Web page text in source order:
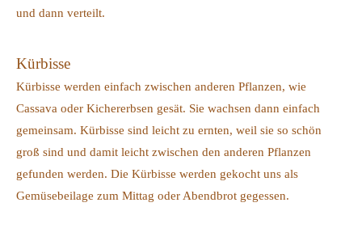
und dann verteilt.
Kürbisse
Kürbisse werden einfach zwischen anderen Pflanzen, wie
Cassava oder Kichererbsen gesät. Sie wachsen dann einfach
gemeinsam. Kürbisse sind leicht zu ernten, weil sie so schön
groß sind und damit leicht zwischen den anderen Pflanzen
gefunden werden. Die Kürbisse werden gekocht uns als
Gemüsebeilage zum Mittag oder Abendbrot gegessen.